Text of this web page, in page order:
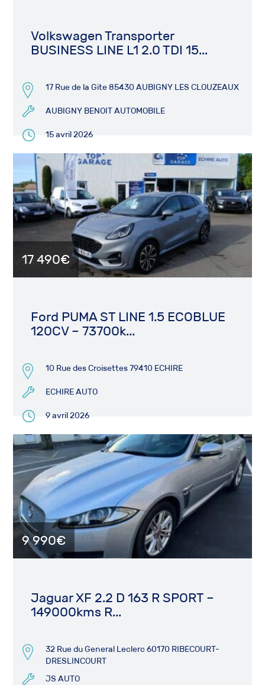
Volkswagen Transporter
BUSINESS LINE L1 2.0 TDI 15...
17 Rue de la Gite 85430 AUBIGNY LES CLOUZEAUX
AUBIGNY BENOIT AUTOMOBILE
15 avril 2026
17 490€
Ford PUMA ST LINE 1.5 ECOBLUE
120CV – 73700k...
10 Rue des Croisettes 79410 ECHIRE
ECHIRE AUTO
9 avril 2026
9 990€
Jaguar XF 2.2 D 163 R SPORT –
149000kms R...
32 Rue du General Leclerc 60170 RIBECOURT-
DRESLINCOURT
JS AUTO